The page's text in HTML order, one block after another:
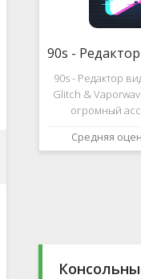
90s - Редактор
Glitch &
огромный
различных
дополнений к
Средняя